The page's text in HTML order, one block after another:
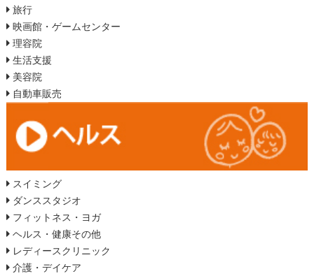
旅行
映画館・ゲームセンター
理容院
生活支援
美容院
自動車販売
スイミング
ダンススタジオ
フィットネス・ヨガ
ヘルス・健康その他
レディースクリニック
介護・デイケア